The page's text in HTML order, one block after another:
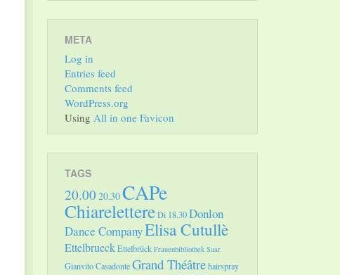
META
Log in
Entries feed
Comments feed
WordPress.org
Using All in one Favicon
TAGS
20.00 20.30CAPe
ChiarelettereDi 18.30Donlon
Dance CompanyElisa Cutullè
EttelbrueckEttelbrück Frauenbibliothek Saar
Gianvito CasadonteGrand Théâtrehairspray